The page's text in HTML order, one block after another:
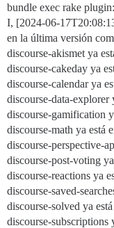
bundle exec rake
I, [2024-06-
en la última versión
discourse-akismet ya
discourse-cakeday ya
discourse-calendar ya
discourse-data-explorer
discourse-gamification
discourse-math ya está
discourse-perspective-
discourse-post-voting
discourse-reactions ya
discourse-saved-
discourse-solved ya
discourse-subscriptions